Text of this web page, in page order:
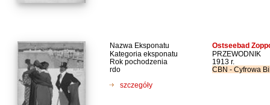
Nazwa Eksponatu Ostseebad
Kategoria eksponatu
PRZEWODNIK
Rok pochodzenia
1913 r.
rdo
CBN - Cyfrowa
szczegóły